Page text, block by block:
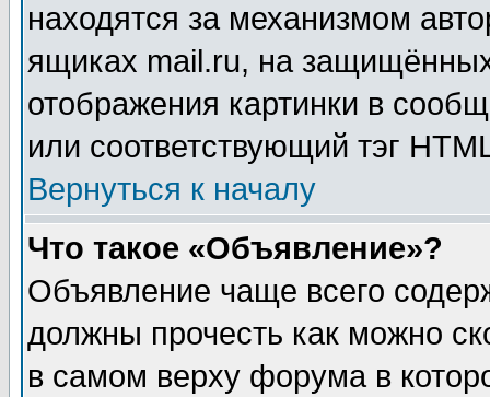
находятся за механизмом
ящиках mail.ru, на
отображения картинки в
или соответствующий тэг
Вернуться к началу
Что такое «Объявление»?
Объявление чаще всего
должны прочесть как можно
в самом верху форума в